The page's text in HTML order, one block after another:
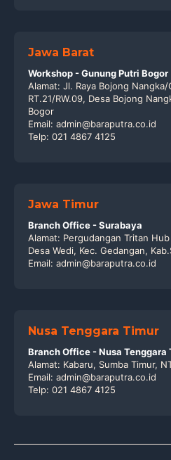
Jawa Barat
Workshop - Gunung Putri Bogor
Alamat: Jl. Raya Bojong Nangka/
RT.21/RW.09, Desa Bojong
Bogor
Email: admin@baraputra.co.id
Telp: 021 4867 4125
Jawa Timur
Branch Office - Surabaya
Alamat: Pergudangan Tritan Hub
Desa Wedi, Kec. Gedangan,
Email: admin@baraputra.co.id
Nusa Tenggara Timur
Branch Office - Nusa Tenggara
Alamat: Kabaru, Sumba Timur,
Email: admin@baraputra.co.id
Telp: 021 4867 4125